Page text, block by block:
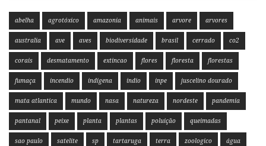
abelha agrotóxico amazonia animais arvore arvores
australia ave aves biodiversidade brasil cerrado co2
corais desmatamento extincao flores floresta florestas
fumaça incendio indigena indio inpe juscelino dourado
mata atlantica mundo nasa natureza nordeste pandemia
pantanal peixe planta plantas poluição queimadas
sao paulo satelite sp tartaruga terra zoologico água